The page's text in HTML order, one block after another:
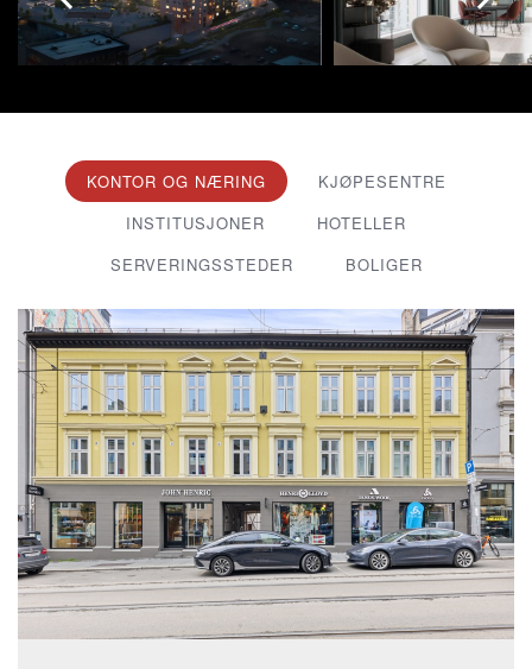
KONTOR OG NÆRING
KJØPESENTRE
INSTITUSJONER
HOTELLER
SERVERINGSSTEDER
BOLIGER